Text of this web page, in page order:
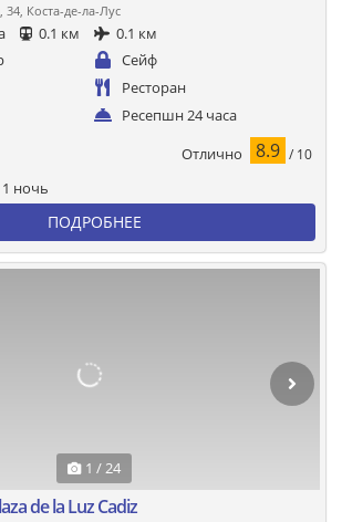
Коста-де-ла-Лус
0.1 км
0.1 км
Сейф
Ресторан
Ресепшн 24 часа
Отлично 8.9 / 10
1 ночь
ПОДРОБНЕЕ
1 / 24
de la Luz Cadiz